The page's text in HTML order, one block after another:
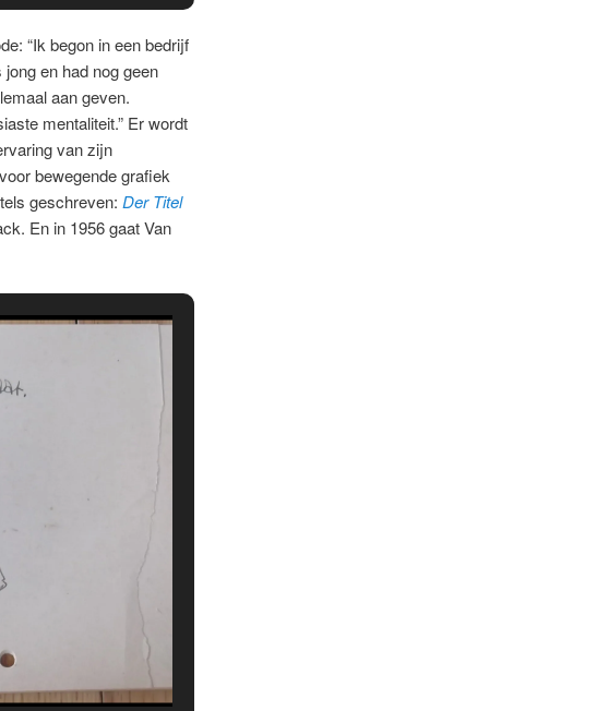
“Ik begon in een bedrijf
en had nog geen
aan geven.
mentaliteit.” Er wordt
van zijn
bewegende grafiek
geschreven: Der Titel
En in 1956 gaat Van